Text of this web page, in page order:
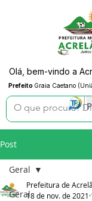
Prefeito Graia Caetano
Olá, bem-vindo a
Post
Geral
Geral
Prefeitura de
18 de nov. de 2021